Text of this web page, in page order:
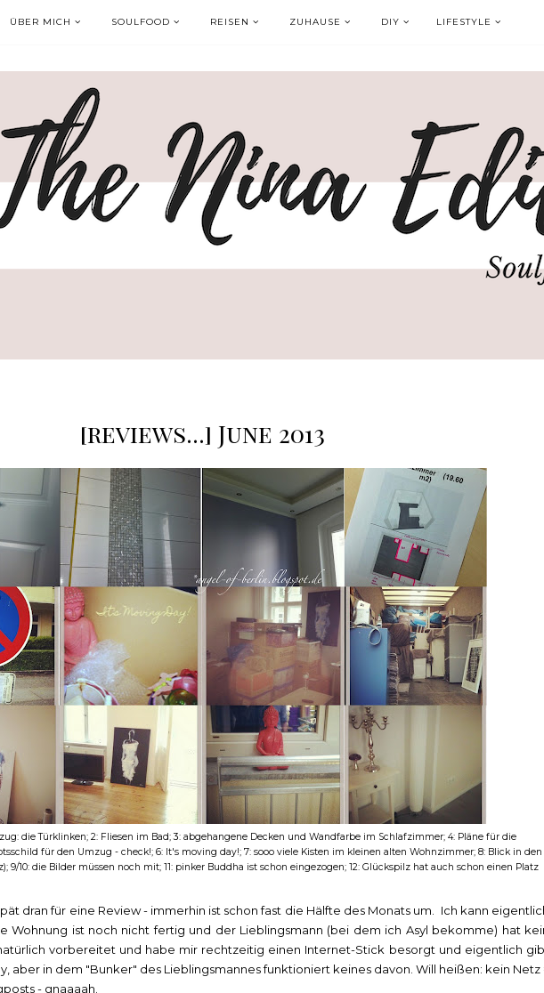
ÜBER MICH SOULFOOD REISEN ZUHAUSE DIY LIFESTYLE
[reviews...] June 2013
die Türklinken; 2: Fliesen im Bad; 3: abgehangene Decken und Wandfarbe im Schlafzimmer; 4: Pläne für die
für den Umzug - check!; 6: It's moving day!; 7: sooo viele Kisten im kleinen alten Wohnzimmer; 8: Blick in den
9/10: die Bilder müssen noch mit; 11: pinker Buddha ist schon eingezogen; 12: Glückspilz hat auch schon einen Platz
dran für eine Review - immerhin ist schon fast die Hälfte des Monats um. Ich kann
Wohnung ist noch nicht fertig und der Lieblingsmann (bei dem ich Asyl bekomme) hat
vorbereitet und habe mir rechtzeitig einen Internet-Stick besorgt und eigentlich
aber in dem "Bunker" des Lieblingsmannes funktioniert keines davon. Will heißen: kein Netz
- gnaaaah.